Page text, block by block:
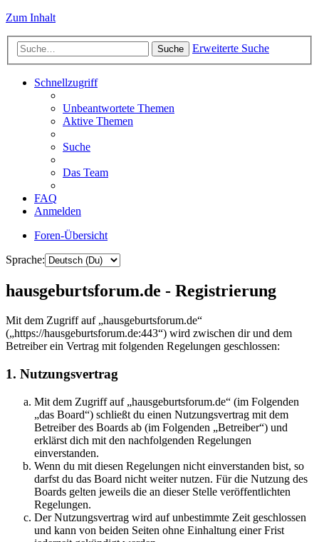
Zum Inhalt
Suche Erweiterte Suche
Schnellzugriff
Unbeantwortete Themen
Aktive Themen
Suche
Das Team
FAQ
Anmelden
Foren-Übersicht
Sprache:
hausgeburtsforum.de - Registrierung
Mit dem Zugriff auf „hausgeburtsforum.de“
(„https://hausgeburtsforum.de:443“) wird zwischen dir und dem
Betreiber ein Vertrag mit folgenden Regelungen geschlossen:
1. Nutzungsvertrag
Mit dem Zugriff auf „hausgeburtsforum.de“ (im Folgenden
„das Board“) schließt du einen Nutzungsvertrag mit dem
Betreiber des Boards ab (im Folgenden „Betreiber“) und
erklärst dich mit den nachfolgenden Regelungen
einverstanden.
Wenn du mit diesen Regelungen nicht einverstanden bist, so
darfst du das Board nicht weiter nutzen. Für die Nutzung des
Boards gelten jeweils die an dieser Stelle veröffentlichten
Regelungen.
Der Nutzungsvertrag wird auf unbestimmte Zeit geschlossen
und kann von beiden Seiten ohne Einhaltung einer Frist